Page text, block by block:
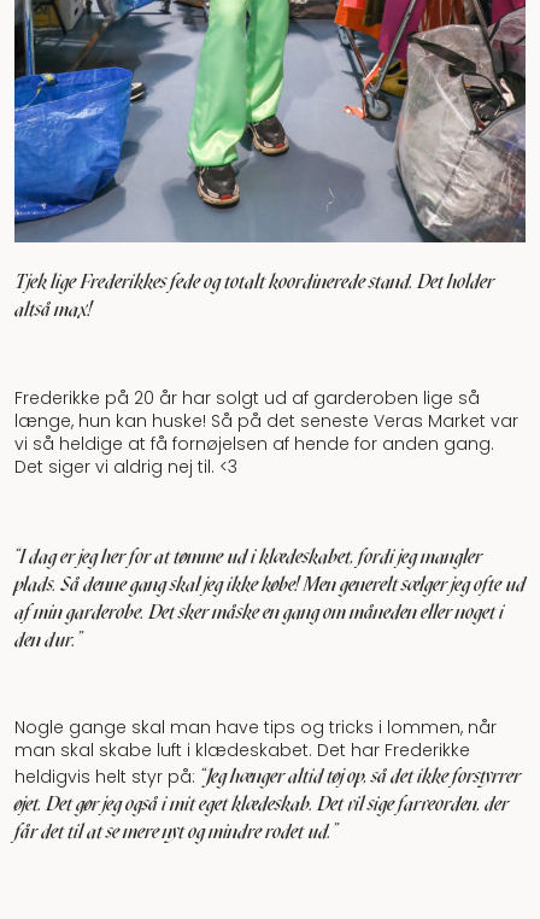
Tjek lige Frederikkes fede og totalt koordinerede stand. Det holder
altså max!
Frederikke på 20 år har solgt ud af garderoben lige så
længe, hun kan huske! Så på det seneste Veras Market var
vi så heldige at få fornøjelsen af hende for anden gang.
Det siger vi aldrig nej til. <3
"I dag er jeg her for at tømme ud i klædeskabet, fordi jeg mangler
plads. Så denne gang skal jeg ikke købe! Men generelt sælger jeg ofte ud
af min garderobe. Det sker måske en gang om måneden eller noget i
den dur.”
Nogle gange skal man have tips og tricks i lommen, når
man skal skabe luft i klædeskabet. Det har Frederikke
heldigvis helt styr på: "Jeg hænger altid tøj op, så det ikke forstyrrer
øjet. Det gør jeg også i mit eget klædeskab. Det vil sige farveorden, der
får det til at se mere nyt og mindre rodet ud.”